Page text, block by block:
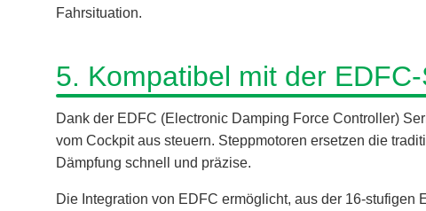
Fahrsituation.
5. Kompatibel mit der
Dank der EDFC (Electronic Damping Force Controller)
vom Cockpit aus steuern. Steppmotoren ersetzen die
Dämpfung schnell und präzise.
Die Integration von EDFC ermöglicht, aus der 16-stufigen